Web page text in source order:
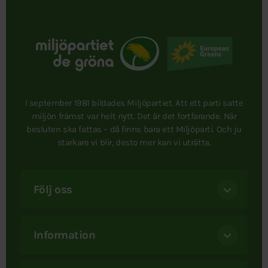
I september 1981 bildades Miljöpartiet. Att ett parti satte
miljön främst var helt nytt. Det är det fortfarande. När
besluten ska fattas – då finns bara ett Miljöparti. Och ju
starkare vi blir, desto mer kan vi uträtta.
Följ oss
Information